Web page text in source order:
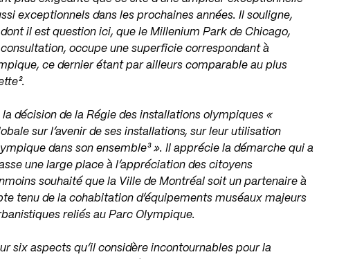
exceptionnels dans les prochaines années. Il souligne,
il est question ici, que le Millenium Park de Chicago,
occupe une superficie correspondant à
ce dernier étant par ailleurs comparable au plus
décision de la Régie des installations olympiques «
sur l’avenir de ses installations, sur leur utilisation
dans son ensemble³ ». Il apprécie la démarche qui a
une large place à l’appréciation des citoyens
souhaité que la Ville de Montréal soit un partenaire à
tenu de la cohabitation d’équipements muséaux majeurs
reliés au Parc Olympique.
six aspects qu’il considère incontournables pour la